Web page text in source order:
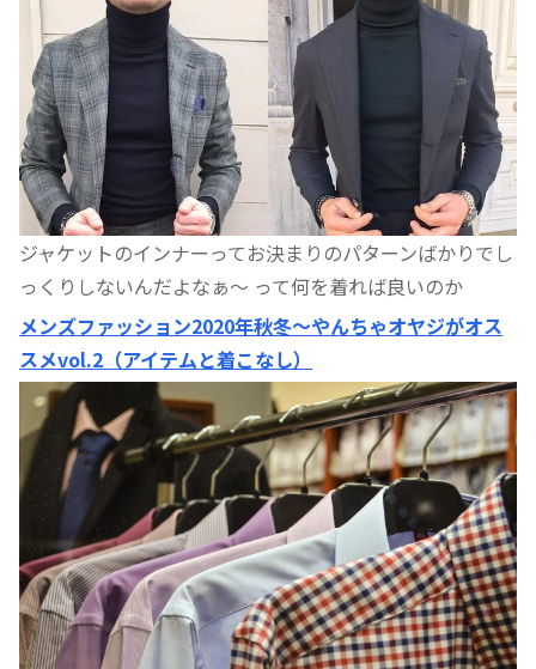
ジャケットのインナーってお決まりのパターンばかりでし
っくりしないんだよなぁ〜 って何を着れば良いのか
メンズファッション2020年秋冬〜やんちゃオヤジがオス
スメvol.2（アイテムと着こなし）